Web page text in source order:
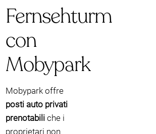
Fernsehturm
con
Mobypark
Mobypark offre
posti auto privati
prenotabili che i
proprietari non